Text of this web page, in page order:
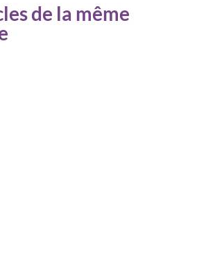
de la même